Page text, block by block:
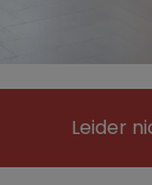
Leider